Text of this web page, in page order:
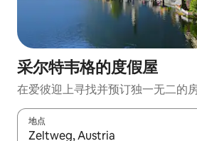
采尔特韦格的度假屋
在爱彼迎上寻找并预订独一无二的
地点
如有搜索结果，请使用上下方向键查